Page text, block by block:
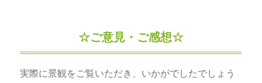
☆ご意見・ご感想☆
実際に景観をご覧いただき、いかがでしたでしょう